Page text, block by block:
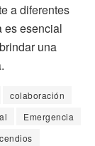
a diferentes
es esencial
una
colaboración
Emergencia